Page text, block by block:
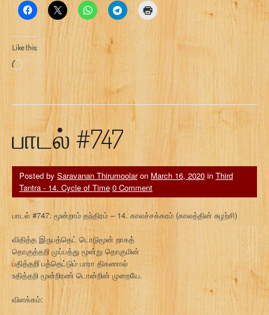
Like this:
Loading…
பாடல் #747
Posted by Saravanan Thirumoolaron March 16, 2020 in Third
Tantra - 14. Cycle of Time 0 Comment
பாடல் #747: மூன்றாம் தந்திரம் – 14. காலச்சக்கரம் (காலத்தின் சுழற்சி)
விதித்த இருபத்தெட் டொடுமூன் றாகத்
தொகுத்தறி முப்பத்து மூன்று தொகுமின்
பதித்தறி பத்தெட்டும் பாரா திகணால்
உதித்தறி மூன்றிரண் டொன்றின் முறையே.
விளக்கம்: